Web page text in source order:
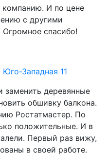
компанию. И по цене
с другими
спасибо!
деревянные
обшивку балкона.
Ростатмастер. По
положительные. И в
Первый раз вижу,
в своей работе.